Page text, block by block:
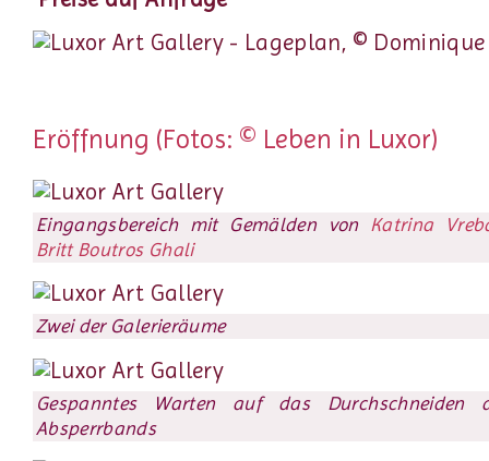
Eröffnung (Fotos: © Leben in Luxor)
Eingangsbereich mit Gemälden von Katrina
Britt Boutros Ghali
Zwei der Galerieräume
Gespanntes Warten auf das Durchschneiden
Absperrbands